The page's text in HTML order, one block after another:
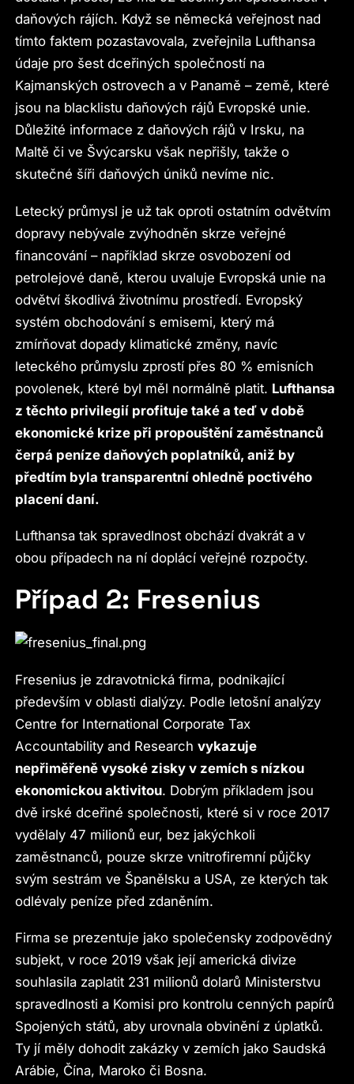
daňových rájích. Když se německá veřejnost nad
tímto faktem pozastavovala, zveřejnila Lufthansa
údaje pro šest dceřiných společností na
Kajmanských ostrovech a v Panamě – země, které
jsou na blacklistu daňových rájů Evropské unie.
Důležité informace z daňových rájů v Irsku, na
Maltě či ve Švýcarsku však nepřišly, takže o
skutečné šíři daňových úniků nevíme nic.
Letecký průmysl je už tak oproti ostatním odvětvím
dopravy nebývale zvýhodněn skrze veřejné
financování – například skrze osvobození od
petrolejové daně, kterou uvaluje Evropská unie na
odvětví škodlivá životnímu prostředí. Evropský
systém obchodování s emisemi, který má
zmírňovat dopady klimatické změny, navíc
leteckého průmyslu zprostí přes 80 % emisních
povolenek, které byl měl normálně platit. Lufthansa
z těchto privilegií profituje také a teď v době
ekonomické krize při propouštění zaměstnanců
čerpá peníze daňových poplatníků, aniž by
předtím byla transparentní ohledně poctivého
placení daní.
Lufthansa tak spravedlnost obchází dvakrát a v
obou případech na ní doplácí veřejné rozpočty.
Případ 2: Fresenius
Fresenius je zdravotnická firma, podnikající
především v oblasti dialýzy. Podle letošní analýzy
Centre for International Corporate Tax
Accountability and Researchvykazuje
nepřiměřeně vysoké zisky v zemích s nízkou
ekonomickou aktivitou. Dobrým příkladem jsou
dvě irské dceřiné společnosti, které si v roce 2017
vydělaly 47 milionů eur, bez jakýchkoli
zaměstnanců, pouze skrze vnitrofiremní půjčky
svým sestrám ve Španělsku a USA, ze kterých tak
odlévaly peníze před zdaněním.
Firma se prezentuje jako společensky zodpovědný
subjekt, v roce 2019 však její americká divize
souhlasila zaplatit 231 milionů dolarů Ministerstvu
spravedlnosti a Komisi pro kontrolu cenných papírů
Spojených států, aby urovnala obvinění z úplatků.
Ty jí měly dohodit zakázky v zemích jako Saudská
Arábie, Čína, Maroko či Bosna.